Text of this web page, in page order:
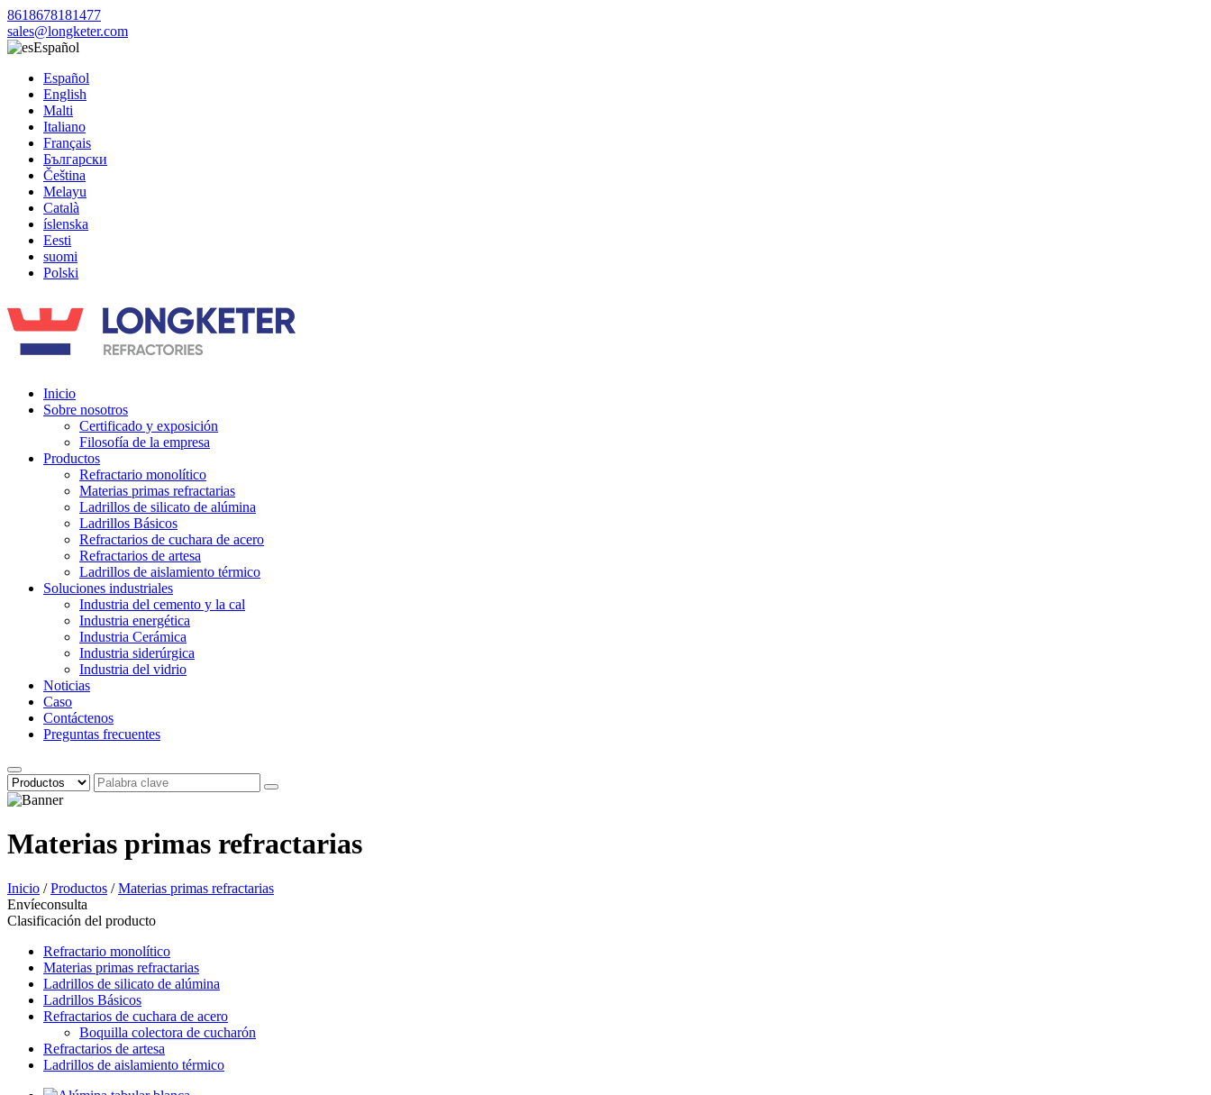
8618678181477
sales@longketer.com
Español
Español
English
Malti
Italiano
Français
Български
Čeština
Melayu
Català
íslenska
Eesti
suomi
Polski
Inicio
Sobre nosotros
Certificado y exposición
Filosofía de la empresa
Productos
Refractario monolítico
Materias primas refractarias
Ladrillos de silicato de alúmina
Ladrillos Básicos
Refractarios de cuchara de acero
Refractarios de artesa
Ladrillos de aislamiento térmico
Soluciones industriales
Industria del cemento y la cal
Industria energética
Industria Cerámica
Industria siderúrgica
Industria del vidrio
Noticias
Caso
Contáctenos
Preguntas frecuentes
Materias primas refractarias
Inicio /Productos /Materias primas refractarias
Envíeconsulta
Clasificación del producto
Refractario monolítico
Materias primas refractarias
Ladrillos de silicato de alúmina
Ladrillos Básicos
Refractarios de cuchara de acero
Boquilla colectora de cucharón
Refractarios de artesa
Ladrillos de aislamiento térmico